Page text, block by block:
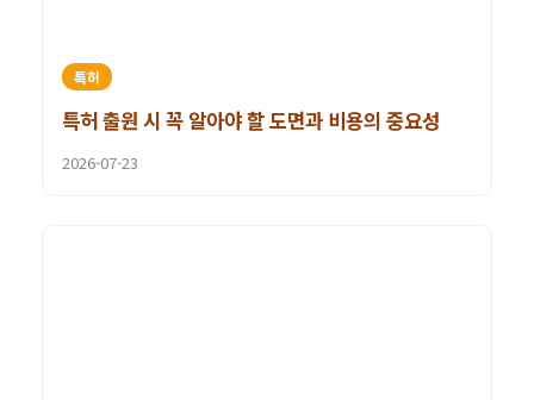
특허
특허 출원 시 꼭 알아야 할 도면과 비용의 중요성
2026-07-23